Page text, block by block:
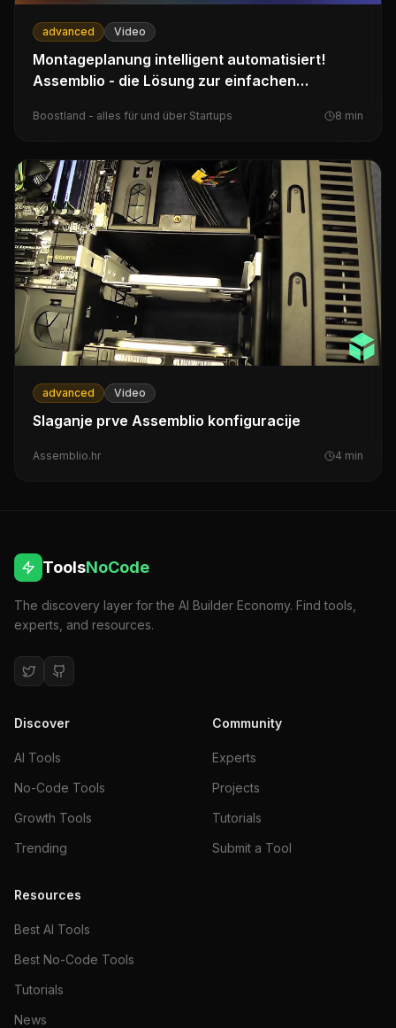
advanced Video
Montageplanung intelligent automatisiert!
Assemblio - die Lösung zur einfachen
Boostland - alles für und über Startups 8 min
advanced Video
Slaganje prve Assemblio konfiguracije
Assemblio.hr 4 min
ToolsNoCode
The discovery layer for the AI Builder Economy. Find tools,
experts, and resources.
Discover
AI Tools
No-Code Tools
Growth Tools
Trending
Community
Experts
Projects
Tutorials
Submit a Tool
Resources
Best AI Tools
Best No-Code Tools
Tutorials
News